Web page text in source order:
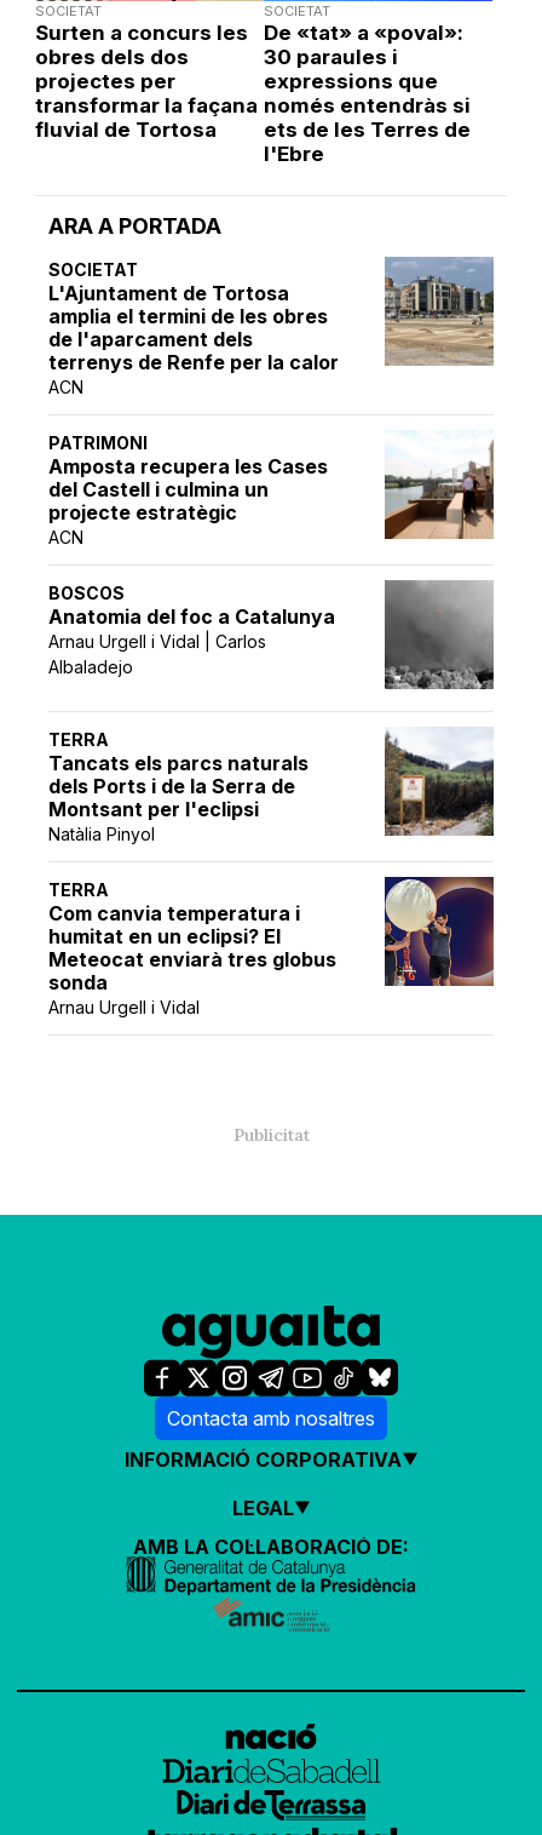
ARA A PORTADA
SOCIETAT
L'Ajuntament de Tortosa
amplia el termini de les obres
de l'aparcament dels
terrenys de Renfe per la calor
ACN
PATRIMONI
Amposta recupera les Cases
del Castell i culmina un
projecte estratègic
ACN
BOSCOS
Anatomia del foc a Catalunya
Arnau Urgell i Vidal | Carlos
Albaladejo
TERRA
Tancats els parcs naturals
dels Ports i de la Serra de
Montsant per l'eclipsi
Natàlia Pinyol
TERRA
Com canvia temperatura i
humitat en un eclipsi? El
Meteocat enviarà tres globus
sonda
Arnau Urgell i Vidal
SOCIETAT
Surten a concurs les
obres dels dos
projectes per
transformar la façana
fluvial de Tortosa
SOCIETAT
De «tat» a «poval»:
30 paraules i
expressions que
només entendràs si
ets de les Terres de
l'Ebre
Contacta amb nosaltres
INFORMACIÓ CORPORATIVA
LEGAL
AMB LA COL·LABORACIÓ DE: